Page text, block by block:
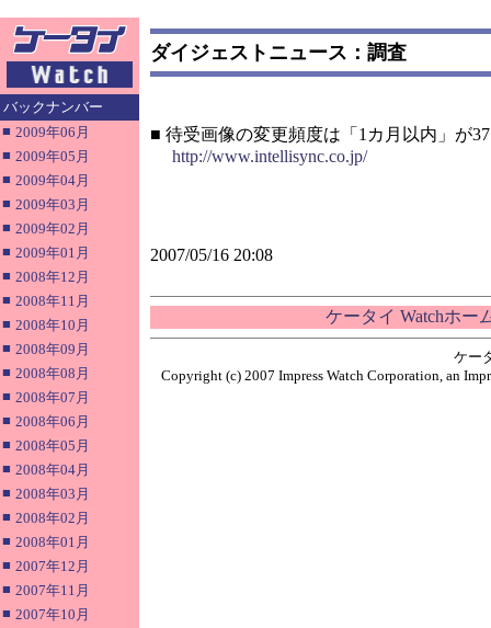
バックナンバー
■ 2009年06月
■ 2009年05月
■ 2009年04月
■ 2009年03月
■ 2009年02月
■ 2009年01月
■ 2008年12月
■ 2008年11月
■ 2008年10月
■ 2008年09月
■ 2008年08月
■ 2008年07月
■ 2008年06月
■ 2008年05月
■ 2008年04月
■ 2008年03月
■ 2008年02月
■ 2008年01月
■ 2007年12月
■ 2007年11月
■ 2007年10月
ダイジェストニュース：調査
■ 待受画像の変更頻度は「1カ月以内」が
http://www.intellisync.co.jp/
2007/05/16 20:08
ケータイ Watchホー
ケー
Copyright (c) 2007 Impress Watch Corporation, an